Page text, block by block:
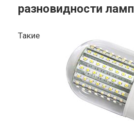
разновидности ламп
Такие